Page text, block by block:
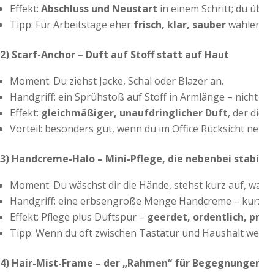
Effekt: Abschluss und Neustart in einem Schritt; du
Tipp: Für Arbeitstage eher frisch, klar, sauber
2) Scarf-Anchor – Duft auf Stoff statt auf Haut
Moment: Du ziehst Jacke, Schal oder Blazer an.
Handgriff: ein Sprühstoß auf Stoff in Armlänge –
Effekt: gleichmäßiger, unaufdringlicher Duft, der
Vorteil: besonders gut, wenn du im Office Rücksicht
3) Handcreme-Halo – Mini-Pflege, die nebenbei
Moment: Du wäschst dir die Hände, stehst kurz auf,
Handgriff: eine erbsengroße Menge Handcreme –
Effekt: Pflege plus Duftspur – geerdet, ordentlich,
Tipp: Wenn du oft zwischen Tastatur und Haushalt
4) Hair-Mist-Frame – der „Rahmen“ für